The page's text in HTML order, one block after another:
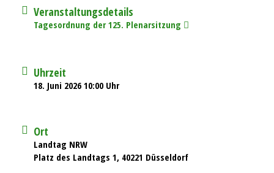
Veranstaltungsdetails
Tagesordnung der 125. Plenarsitzung
Uhrzeit
18. Juni 2026 10:00 Uhr
Ort
Landtag NRW
Platz des Landtags 1, 40221 Düsseldorf